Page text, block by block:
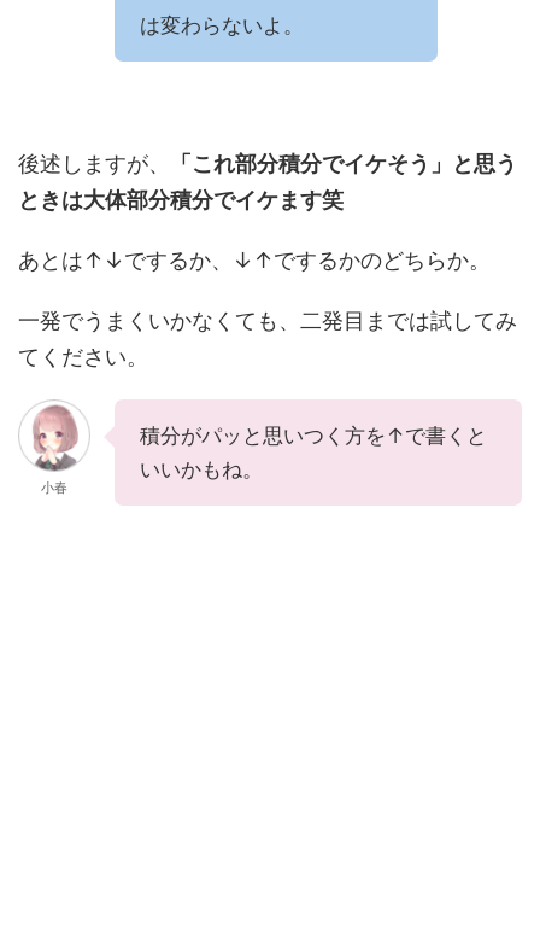
は変わらないよ。
後述しますが、
「これ部分積分でイケそう」と思う
ときは大体部分積分でイケます笑
あとは↑↓でするか、↓↑でするかのどちらか。
一発でうまくいかなくても、二発目までは試してみ
てください。
小春
積分がパッと思いつく方を↑で書くと
いいかもね。